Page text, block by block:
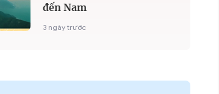
đến Nam
3 ngày trước